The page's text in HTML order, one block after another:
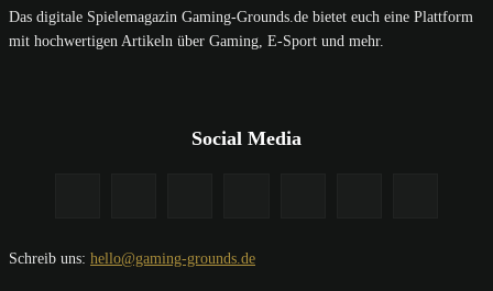
Das digitale Spielemagazin Gaming-Grounds.de bietet euch eine Plattform
mit hochwertigen Artikeln über Gaming, E-Sport und mehr.
Social Media
Schreib uns: hello@gaming-grounds.de